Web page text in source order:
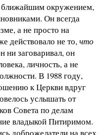
ближайшим окружением,
Он всегда
а не просто на
действовало не то,что
ни заговаривал, он
личность, а не
В 1988 году,
к Церкви вдруг
услышать от
Совета по делам
владыкой Питиримом.
доброжелатели на всех